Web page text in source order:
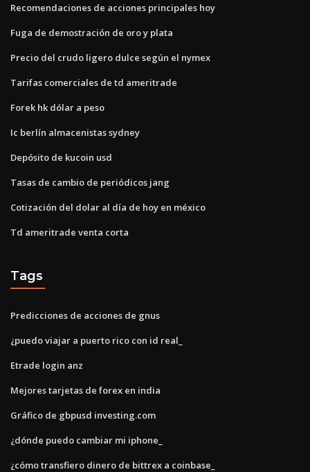
Recomendaciones de acciones principales hoy
Fuga de demostración de oro y plata
Precio del crudo ligero dulce según el nymex
Tarifas comerciales de td ameritrade
Forek hk dólar a peso
Ic berlín almacenistas sydney
Depósito de kucoin usd
Tasas de cambio de periódicos jang
Cotización del dolar al día de hoy en méxico
Td ameritrade venta corta
Tags
Predicciones de acciones de gnus
¿puedo viajar a puerto rico con id real_
Etrade login anz
Mejores tarjetas de forex en india
Gráfico de gbpusd investing.com
¿dónde puedo cambiar mi iphone_
¿cómo transfiero dinero de bittrex a coinbase_